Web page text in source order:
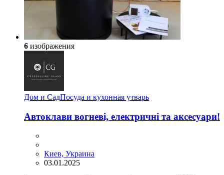
6 изображения
Дом и СадПосуда и кухонная утварь
Автоклави вогневі, електричні та аксесуари!
Киев, Украина
03.01.2025